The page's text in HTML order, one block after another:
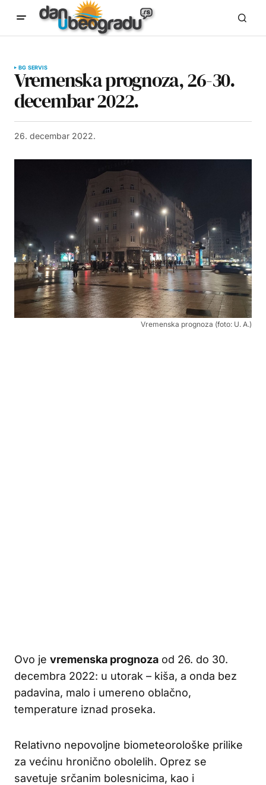
BG SERVIS
Vremenska prognoza, 26-30.
decembar 2022.
26. decembar 2022.
Vremenska prognoza (foto: U. A.)
Ovo je vremenska prognoza od 26. do 30.
decembra 2022: u utorak – kiša, a onda bez
padavina, malo i umereno oblačno,
temperature iznad proseka.
Relativno nepovoljne biometeorološke prilike
za većinu hronično obolelih. Oprez se
savetuje srčanim bolesnicima, kao i